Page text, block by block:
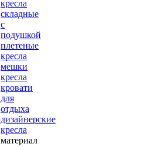
кресла
складные
с
подушкой
плетеные
кресла
мешки
кресла
кровати
для
отдыха
дизайнерские
кресла
материал